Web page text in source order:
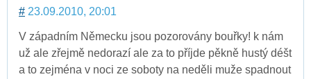
# 23.09.2010, 20:01
V západním Německu jsou pozorovány bouřky! k nám
už ale zřejmě nedorazí ale za to příjde pěkně hustý déšt
a to zejména v noci ze soboty na neděli muže spadnout